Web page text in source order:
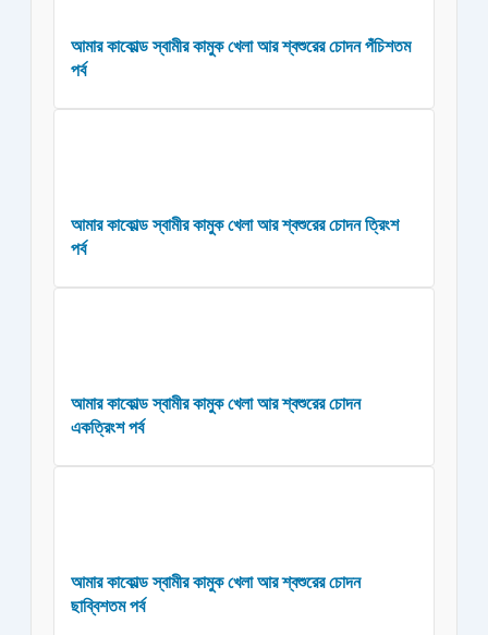
আমার কাকোল্ড স্বামীর কামুক খেলা আর শ্বশুরের চোদন পঁচিশতম
পর্ব
আমার কাকোল্ড স্বামীর কামুক খেলা আর শ্বশুরের চোদন ত্রিংশ
পর্ব
আমার কাকোল্ড স্বামীর কামুক খেলা আর শ্বশুরের চোদন
একত্রিংশ পর্ব
আমার কাকোল্ড স্বামীর কামুক খেলা আর শ্বশুরের চোদন
ছাব্বিশতম পর্ব